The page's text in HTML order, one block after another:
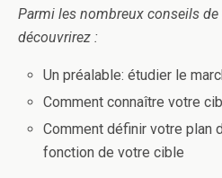
Parmi les nombreux conseils
découvrirez :
Un préalable: étudier le
Comment connaître votre
Comment définir votre plan
fonction de votre cible